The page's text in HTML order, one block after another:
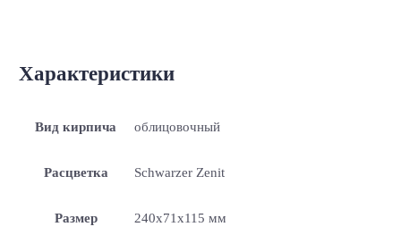
Характеристики
Вид кирпича облицовочный
Расцветка Schwarzer Zenit
Размер 240x71x115 мм